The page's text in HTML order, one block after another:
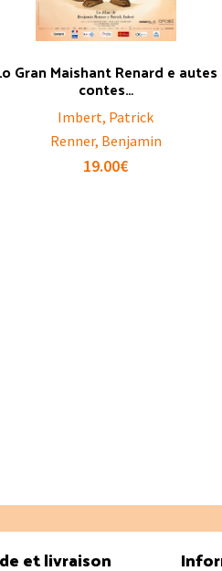
Gran Maishant Renard e autes
contes…
Imbert, Patrick
Renner, Benjamin
19.00€
et livraison